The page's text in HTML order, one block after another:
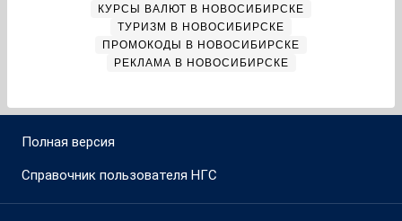
КУРСЫ ВАЛЮТ В НОВОСИБИРСКЕ
ТУРИЗМ В НОВОСИБИРСКЕ
ПРОМОКОДЫ В НОВОСИБИРСКЕ
РЕКЛАМА В НОВОСИБИРСКЕ
Полная версия
Справочник пользователя НГС